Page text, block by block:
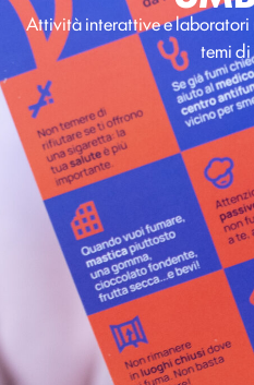
Attività interattive e laboratori
temi di